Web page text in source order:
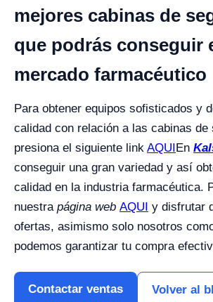
mejores cabinas de
que podrás conseguir
mercado farmacéutico
Para obtener equipos sofisticados y
calidad con relación a las cabinas de
presiona el siguiente link AQUIEn
conseguir una gran variedad y así
calidad en la industria farmacéutica.
nuestra página web AQUI y disfrutar
ofertas, asimismo solo nosotros
podemos garantizar tu compra
Contactar ventas Volver al